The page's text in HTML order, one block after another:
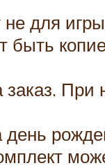
для
При
день